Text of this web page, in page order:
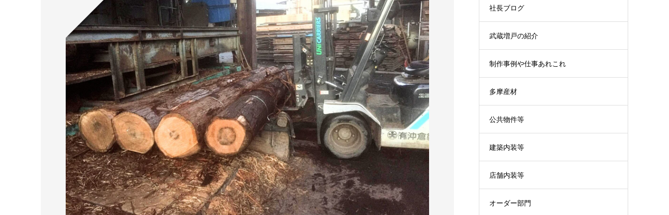
社長ブログ
武蔵増戸の紹介
制作事例や仕事あれこれ
多摩産材
公共物件等
建築内装等
店舗内装等
オーダー部門